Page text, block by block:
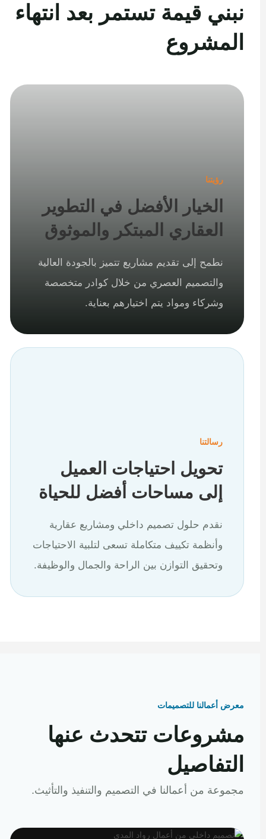
نبني قيمة تستمر بعد انتهاء
المشروع
رؤيتنا
الخيار الأفضل في التطوير
العقاري المبتكر والموثوق
نطمح إلى تقديم مشاريع تتميز بالجودة العالية
والتصميم العصري من خلال كوادر متخصصة
وشركاء ومواد يتم اختيارهم بعناية.
رسالتنا
تحويل احتياجات العميل
إلى مساحات أفضل للحياة
نقدم حلول تصميم داخلي ومشاريع عقارية
وأنظمة تكييف متكاملة تسعى لتلبية الاحتياجات
وتحقيق التوازن بين الراحة والجمال والوظيفة.
معرض أعمالنا للتصميمات
مشروعات تتحدث عنها
التفاصيل
مجموعة من أعمالنا في التصميم والتنفيذ والتأثيث.